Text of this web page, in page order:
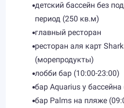
детский бассейн без
период (250 кв.м)
главный ресторан
ресторан аля карт
(морепродукты)
лобби бар (10:00-23:00)
бар Aquarius у
бар Palms на пляже